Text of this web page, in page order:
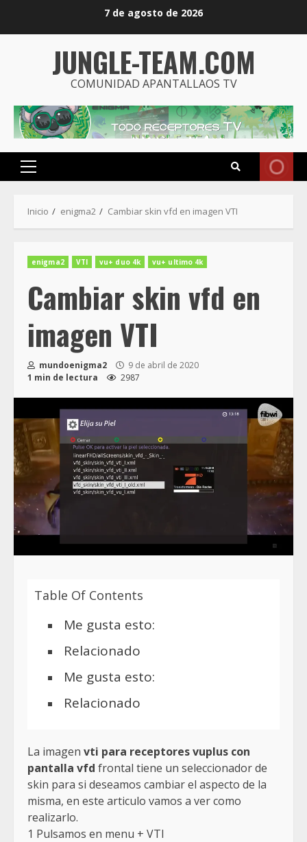
7 de agosto de 2026
JUNGLE-TEAM.COM
COMUNIDAD APANTALLAOS TV
Menú
Inicio enigma2 Cambiar skin vfd en imagen VTI
enigma2 VTI vu+ duo 4k vu+ ultimo 4k
Cambiar skin vfd en
imagen VTI
mundoenigma2
9 de abril de 2020
1 min de lectura
2987
Table Of Contents
Me gusta esto:
Relacionado
Me gusta esto:
Relacionado
La imagen vti para receptores vuplus con
pantalla vfd frontal tiene un seleccionador de
skin para si deseamos cambiar el aspecto de la
misma, en este articulo vamos a ver como
realizarlo.
1 Pulsamos en menu + VTI